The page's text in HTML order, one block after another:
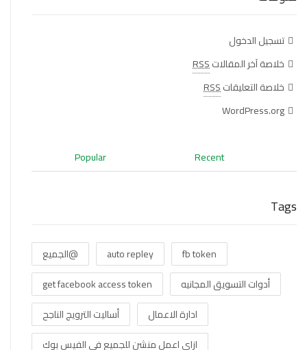
تسجيل الدخول
خلاصة آخر المقالاتRSS
خلاصة التعليقاتRSS
WordPress.org
Popular Recent
Tags
@الجميع auto repley
fb token
get facebook access token
أدوات التسويق المجانيه
أساليت الترويج الناجح
ادارة الاعمال
ازاي اعمل منشن للجميع في الفيس بوك